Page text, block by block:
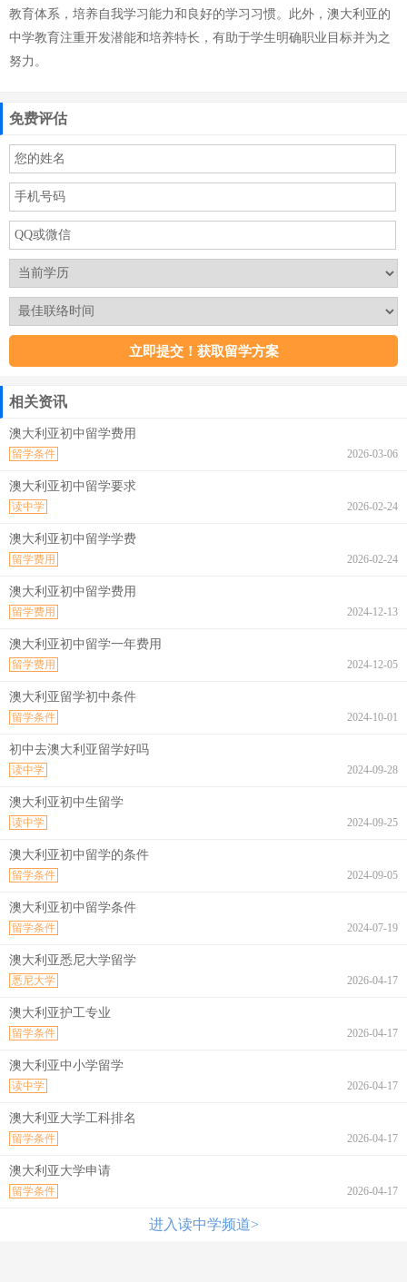
教育体系，培养自我学习能力和良好的学习习惯。此外，澳大利亚的
中学教育注重开发潜能和培养特长，有助于学生明确职业目标并为之
努力。
免费评估
相关资讯
澳大利亚初中留学费用
2026-03-06
留学条件
澳大利亚初中留学要求
2026-02-24
读中学
澳大利亚初中留学学费
2026-02-24
留学费用
澳大利亚初中留学费用
2024-12-13
留学费用
澳大利亚初中留学一年费用
2024-12-05
留学费用
澳大利亚留学初中条件
2024-10-01
留学条件
初中去澳大利亚留学好吗
2024-09-28
读中学
澳大利亚初中生留学
2024-09-25
读中学
澳大利亚初中留学的条件
2024-09-05
留学条件
澳大利亚初中留学条件
2024-07-19
留学条件
澳大利亚悉尼大学留学
2026-04-17
悉尼大学
澳大利亚护工专业
2026-04-17
留学条件
澳大利亚中小学留学
2026-04-17
读中学
澳大利亚大学工科排名
2026-04-17
留学条件
澳大利亚大学申请
2026-04-17
留学条件
进入读中学频道>